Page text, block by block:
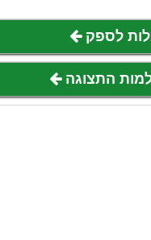
לספק
התצוגה